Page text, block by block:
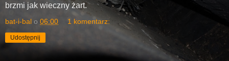
brzmi jak wieczny żart.
bat-i-bal o 06:00 1 komentarz:
Udostępnij